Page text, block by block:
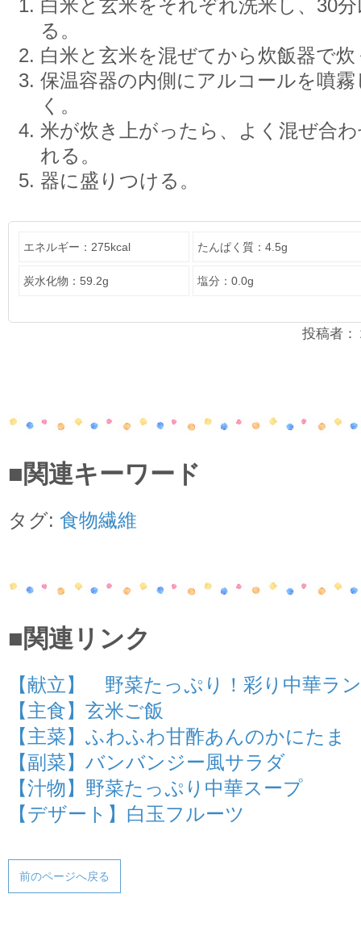
白米と玄米をそれぞれ洗米し、30
る。
白米と玄米を混ぜてから炊飯器で炊
保温容器の内側にアルコールを噴
く。
米が炊き上がったら、よく混ぜ合
れる。
器に盛りつける。
エネルギー：275kcal たんぱく質：4.5g
炭水化物：59.2g 塩分：0.0g
投稿者
■関連キーワード
タグ: 食物繊維
■関連リンク
【献立】 野菜たっぷり！彩り中華ラ
【主食】玄米ご飯
【主菜】ふわふわ甘酢あんのかにたま
【副菜】バンバンジー風サラダ
【汁物】野菜たっぷり中華スープ
【デザート】白玉フルーツ
前のページへ戻る